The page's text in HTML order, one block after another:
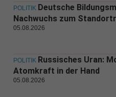
POLITIK Deutsche
Nachwuchs zum
05.08.2026
POLITIK Russisches Uran:
Atomkraft in der Hand
05.08.2026